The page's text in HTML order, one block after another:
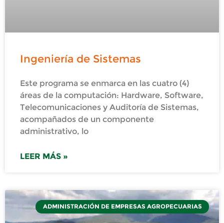
Ingeniería de Sistemas
Este programa se enmarca en las cuatro (4)
áreas de la computación: Hardware, Software,
Telecomunicaciones y Auditoría de Sistemas,
acompañados de un componente
administrativo, lo
LEER MÁS »
ADMINISTRACIÓN DE EMPRESAS AGROPECUARIAS